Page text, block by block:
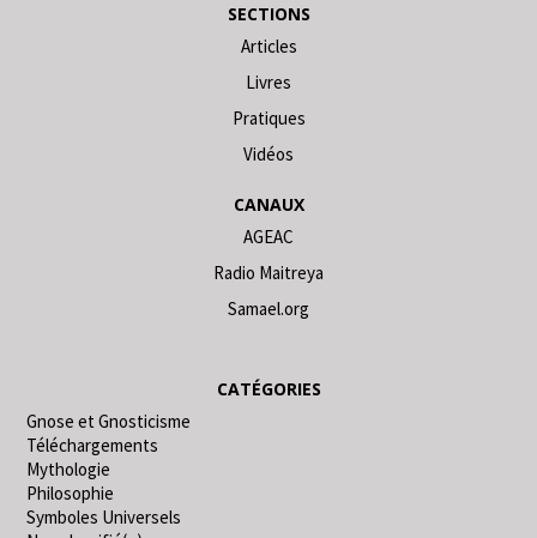
SECTIONS
Articles
Livres
Pratiques
Vidéos
CANAUX
AGEAC
Radio Maitreya
Samael.org
CATÉGORIES
Gnose et Gnosticisme
Téléchargements
Mythologie
Philosophie
Symboles Universels